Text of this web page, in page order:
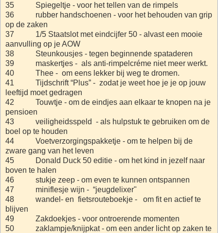
35 Spiegeltje - voor het tellen van de rimpels
36 rubber handschoenen - voor het behouden van grip
op de zaken
37 1/5 Staatslot met eindcijfer 50 - alvast een mooie
aanvulling op je AOW
38 Steunkousjes - tegen beginnende spataderen
39 maskertjes - als anti-rimpelcréme niet meer werkt.
40 Thee - om eens lekker bij weg te dromen.
41 Tijdschrift “Plus” - zodat je weet hoe je je op jouw
leeftijd moet gedragen
42 Touwtje - om de eindjes aan elkaar te knopen na je
pensioen
43 veiligheidsspeld - als hulpstuk te gebruiken om de
boel op te houden
44 Voetverzorgingspakketje - om te helpen bij de
zware gang van het leven
45 Donald Duck 50 editie - om het kind in jezelf naar
boven te halen
46 stukje zeep - om even te kunnen ontspannen
47 miniflesje wijn - “jeugdelixer"
48 wandel- en fietsrouteboekje - om fit en actief te
blijven
49 Zakdoekjes - voor ontroerende momenten
50 zaklampje/knijpkat - om een ander licht op zaken te